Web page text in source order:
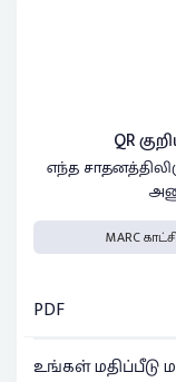
QR
எந்த
MARC காட்சி
PDF
உங்கள் மதிப்பீடு